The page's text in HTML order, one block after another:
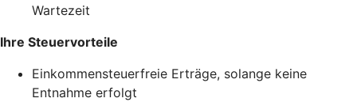
Wartezeit
Ihre Steuervorteile
Einkommensteuerfreie Erträge, solange keine
Entnahme erfolgt